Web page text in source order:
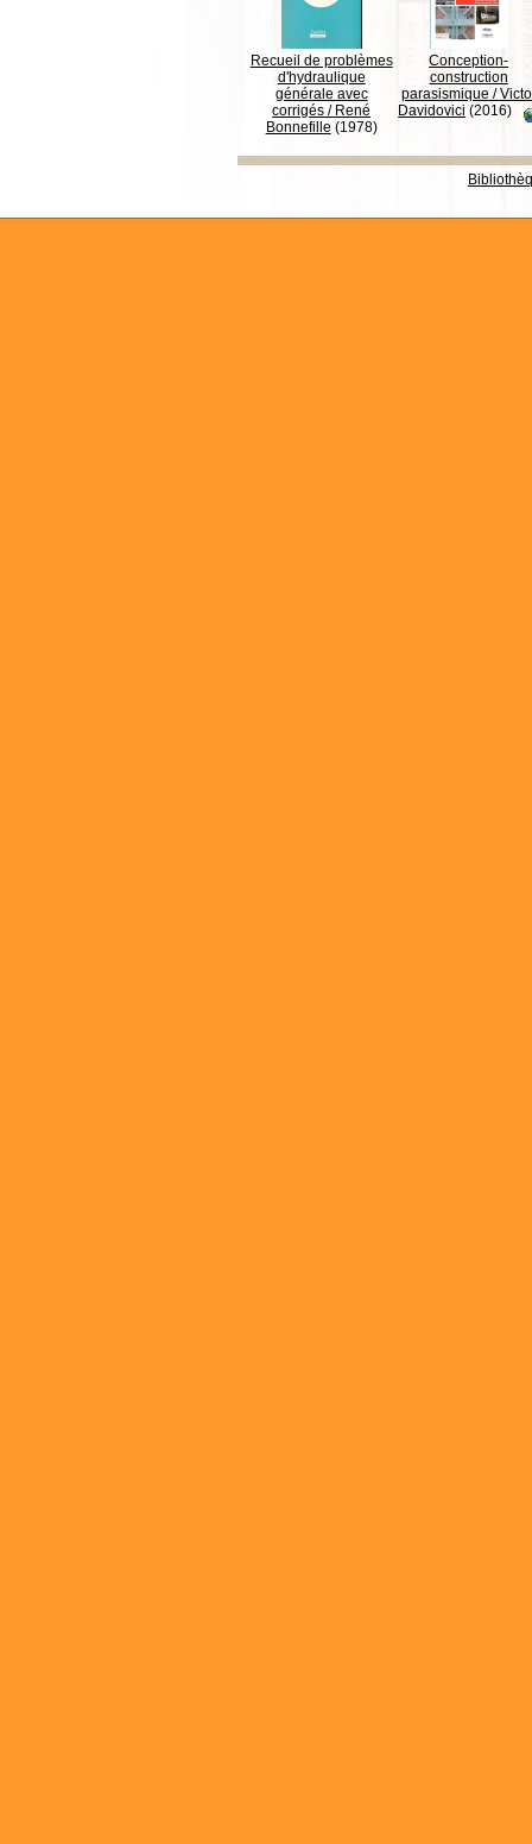
Recueil de problèmes
d'hydraulique
générale avec
corrigés / René
Bonnefille(1978)
Conception-
construction
parasismique /
Davidovici (2016)